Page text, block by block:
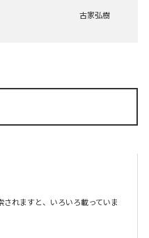
古家弘樹
れますと、いろいろ載っていま